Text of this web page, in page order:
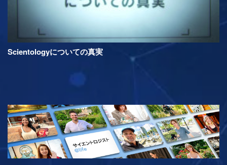
Scientologyについての真実